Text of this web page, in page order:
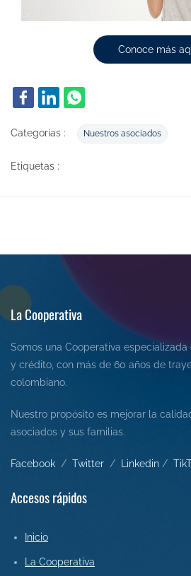
Conoce más
Categorías : Nuestros asociados
Etiquetas :
La Cooperativa
Somos una Cooperativa
y crédito, con más de 60 años de
colombiano.
Nuestro propósito es mejorar la
asociados y sus familias.
Facebook / Twitter / Linkedin / Tik
Accesos rápidos
Inicio
La Cooperativa